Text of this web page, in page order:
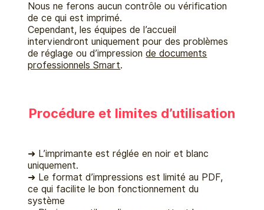
Nous ne ferons aucun contrôle ou vérification
de ce qui est imprimé.
Cependant, les équipes de l’accueil
interviendront uniquement pour des problèmes
de réglage ou d’impressionde documents
professionnels Smart.
Procédure et limites d’utilisation
➜ L’imprimante est réglée en noir et blanc
uniquement.
➜ Le format d’impressions est limité au PDF,
ce qui facilite le bon fonctionnement du
système